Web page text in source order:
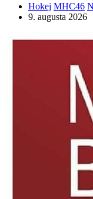
Hokej MHC46
9. augusta 2026